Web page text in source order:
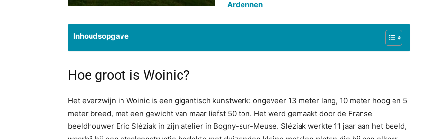
Ardennen
Inhoudsopgave
Hoe groot is Woinic?
Het everzwijn in Woinic is een gigantisch kunstwerk: ongeveer 13 meter lang, 10 meter hoog en 5
meter breed, met een gewicht van maar liefst 50 ton. Het werd gemaakt door de Franse
beeldhouwer Eric Sléziak in zijn atelier in Bogny-sur-Meuse. Sléziak werkte 11 jaar aan het beeld,